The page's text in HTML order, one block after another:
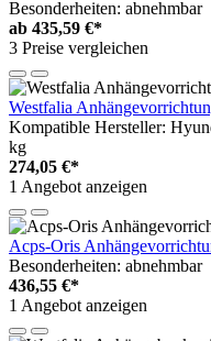
Besonderheiten: abnehmbar
ab 435,59 €*
3 Preise vergleichen
Westfalia
Kompatible Hersteller:
kg
274,05 €*
1 Angebot anzeigen
Acps-Oris
Besonderheiten: abnehmbar
436,55 €*
1 Angebot anzeigen